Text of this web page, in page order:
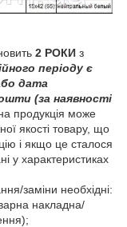
2 РОКИ з
періоду є
дата
(за наявності
продукція може
якості товару, що
і якщо це сталося
у характеристиках
заміни необхідні:
накладна/